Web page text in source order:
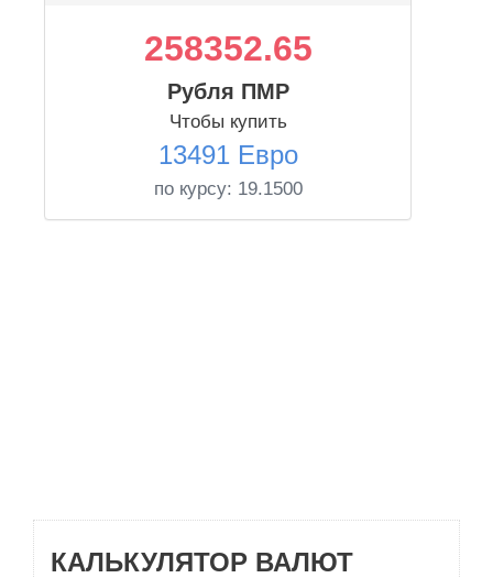
258352.65
Рубля ПМР
Чтобы купить
13491 Евро
по курсу: 19.1500
КАЛЬКУЛЯТОР ВАЛЮТ